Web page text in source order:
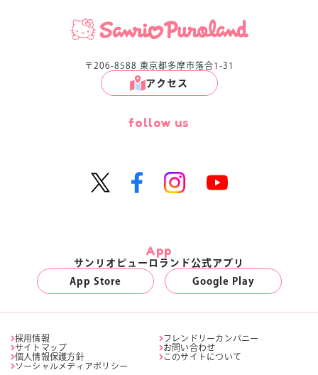
〒206-8588 東京都多摩市落合1-31
アクセス
follow us
App
サンリオピューロランド公式アプリ
App Store
Google Play
採用情報
フレンドリーカンパニー
サイトマップ
お問い合わせ
個人情報保護方針
このサイトについて
ソーシャルメディアポリシー